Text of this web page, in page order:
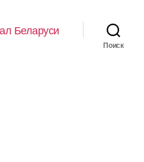
Беларуси
Поиск